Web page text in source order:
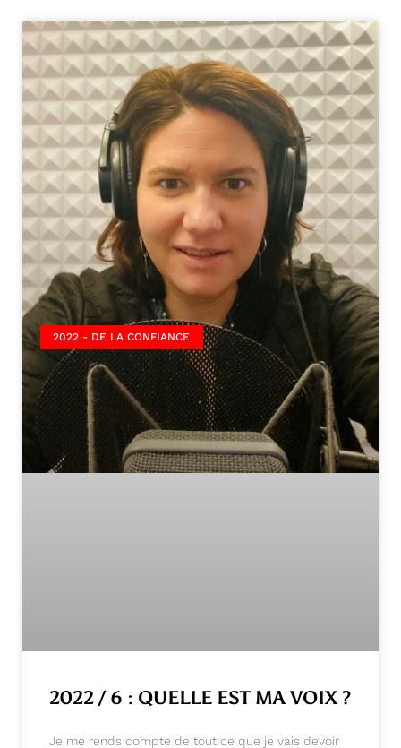
2022 - DE LA CONFIANCE
2022 / 6 : QUELLE EST MA VOIX ?
Je me rends compte de tout ce que je vais devoir